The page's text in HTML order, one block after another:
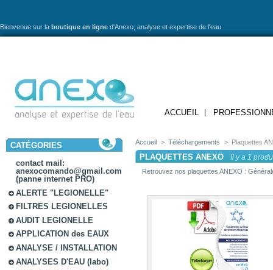
Bienvenue sur la boutique en ligne d'Anexo, analyse et expertise de l'eau.
ACCUEIL
CATÉGORIES
contact mail:
anexocomando@gmail.com
(panne internet PRO)
ALERTE "LEGIONELLE"
FILTRES LEGIONELLES
AUDIT LEGIONELLE
APPLICATION des EAUX
ANALYSE / INSTALLATION
ANALYSES D'EAU (labo)
Accueil > Téléchargements > Plaquettes
PLAQUETTES ANEXO Il y a 1
Retrouvez nos plaquettes ANEXO :